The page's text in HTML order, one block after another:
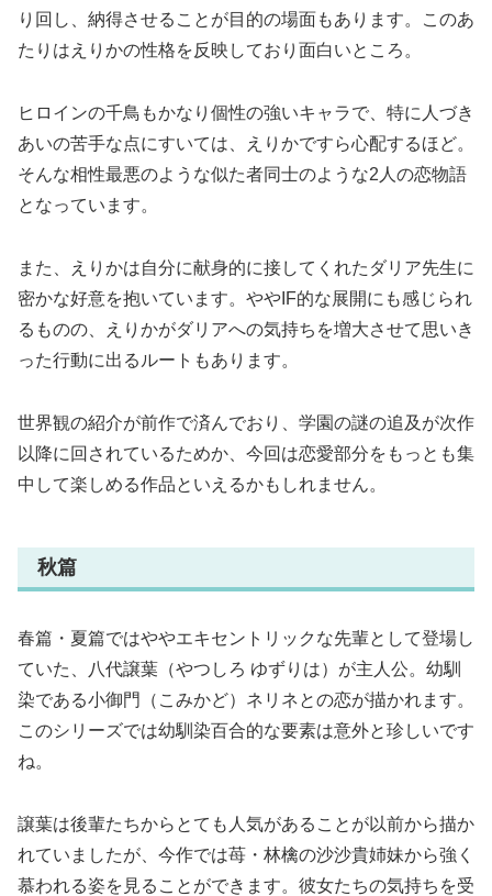
り回し、納得させることが目的の場面もあります。このあ
たりはえりかの性格を反映しており面白いところ。
ヒロインの千鳥もかなり個性の強いキャラで、特に人づき
あいの苦手な点にすいては、えりかですら心配するほど。
そんな相性最悪のような似た者同士のような2人の恋物語
となっています。
また、えりかは自分に献身的に接してくれたダリア先生に
密かな好意を抱いています。ややIF的な展開にも感じられ
るものの、えりかがダリアへの気持ちを増大させて思いき
った行動に出るルートもあります。
世界観の紹介が前作で済んでおり、学園の謎の追及が次作
以降に回されているためか、今回は恋愛部分をもっとも集
中して楽しめる作品といえるかもしれません。
秋篇
春篇・夏篇ではややエキセントリックな先輩として登場し
ていた、八代譲葉（やつしろ ゆずりは）が主人公。幼馴
染である小御門（こみかど）ネリネとの恋が描かれます。
このシリーズでは幼馴染百合的な要素は意外と珍しいです
ね。
譲葉は後輩たちからとても人気があることが以前から描か
れていましたが、今作では苺・林檎の沙沙貴姉妹から強く
慕われる姿を見ることができます。彼女たちの気持ちを受